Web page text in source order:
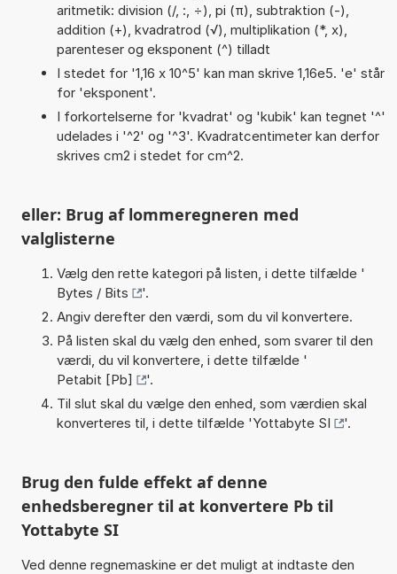
aritmetik: division (/, :, ÷), pi (π), subtraktion (-),
addition (+), kvadratrod (√), multiplikation (*, x),
parenteser og eksponent (^) tilladt
I stedet for '1,16 x 10^5' kan man skrive 1,16e5. 'e' står
for 'eksponent'.
I forkortelserne for 'kvadrat' og 'kubik' kan tegnet '^'
udelades i '^2' og '^3'. Kvadratcentimeter kan derfor
skrives cm2 i stedet for cm^2.
eller: Brug af lommeregneren med
valglisterne
Vælg den rette kategori på listen, i dette tilfælde '
Bytes / Bits
'.
Angiv derefter den værdi, som du vil konvertere.
På listen skal du vælg den enhed, som svarer til den
værdi, du vil konvertere, i dette tilfælde '
Petabit [Pb]
'.
Til slut skal du vælge den enhed, som værdien skal
konverteres til, i dette tilfælde 'Yottabyte SI '.
Brug den fulde effekt af denne
enhedsberegner til at konvertere Pb til
Yottabyte SI
Ved denne regnemaskine er det muligt at indtaste den